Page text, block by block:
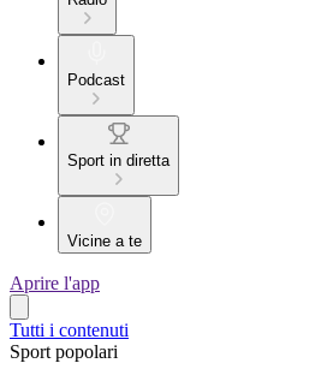
Podcast
Sport in diretta
Vicine a te
Aprire l'app
Tutti i contenuti
Sport popolari